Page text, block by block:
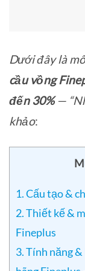
Dưới đây là
cầu vồng
đến 30%—
khảo:
1. Cấu tạo &
2. Thiết kế &
Fineplus
3. Tính năng